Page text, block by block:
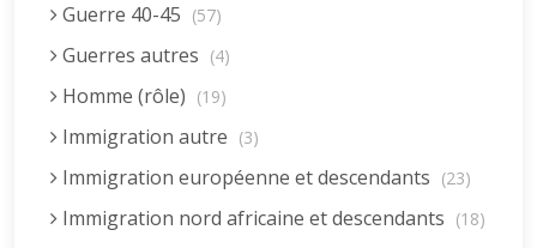
Guerre 40-45 (57)
Guerres autres (4)
Homme (rôle) (19)
Immigration autre (3)
Immigration européenne et descendants (23)
Immigration nord africaine et descendants (18)